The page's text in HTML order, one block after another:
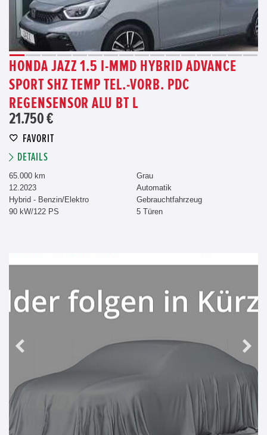
HONDA JAZZ 1.5 I-MMD HYBRID ADVANCE
SPORT SHZ TEMP TEL.-VORB. PDC
REGENSENSOR ALU BT L
21.750 €
FAVORIT
DETAILS
65.000 km
12.2023
Hybrid - Benzin/Elektro
90 kW/122 PS
Grau
Automatik
Gebrauchtfahrzeug
5 Türen